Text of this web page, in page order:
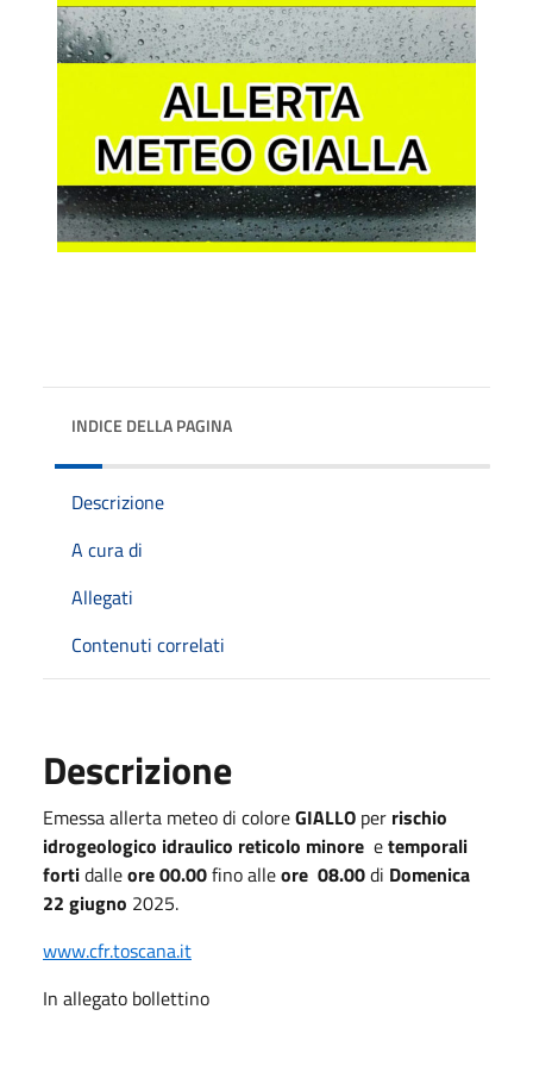
INDICE DELLA PAGINA
Descrizione
A cura di
Allegati
Contenuti correlati
Descrizione
Emessa allerta meteo di coloreGIALLO per rischio
idrogeologico idraulico reticolo minore etemporali
fortidalleore 00.00fino alleore 08.00di Domenica
22 giugno 2025.
www.cfr.toscana.it
In allegato bollettino